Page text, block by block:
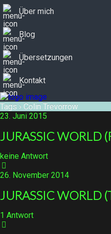
Über mich
Blog
Übersetzungen
Kontakt
Tags › Colin Trevorrow
23. Juni 2015
JURASSIC WORLD
keine Antwort
26. November 2014
JURASSIC WORLD
1 Antwort